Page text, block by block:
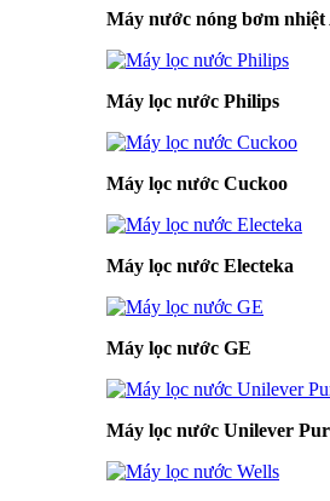
Máy nước nóng bơm nhiệt
Máy lọc nước Philips
Máy lọc nước Cuckoo
Máy lọc nước Electeka
Máy lọc nước GE
Máy lọc nước Unilever